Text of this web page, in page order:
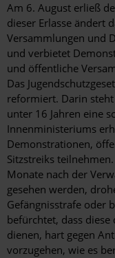
Am 6. August erließ
dieser Erlasse ändert
Versammlungen und
und verbietet
und öffentliche
Das
reformiert. Darin steht
unter 16 Jahren eine
Innenministeriums
Demonstrationen,
Sitzstreiks
Monate nach der
gesehen werden,
Gefängnisstrafe oder
befürchtet, dass
dienen, hart gegen
vorzugehen, wie es